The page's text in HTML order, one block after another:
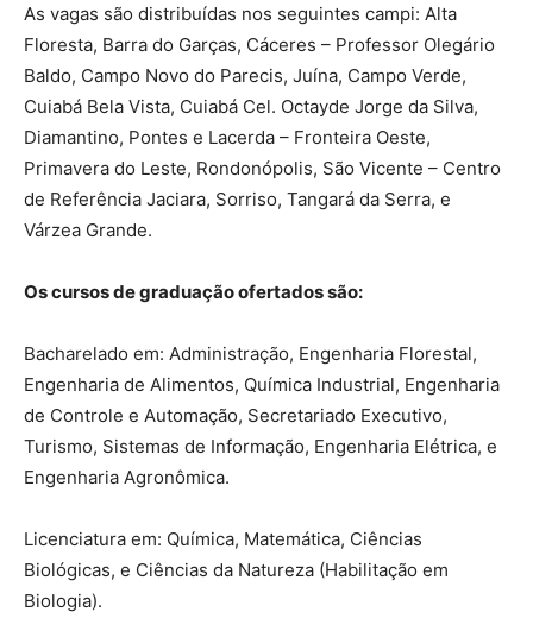
As vagas são distribuídas nos seguintes campi: Alta
Floresta, Barra do Garças, Cáceres – Professor Olegário
Baldo, Campo Novo do Parecis, Juína, Campo Verde,
Cuiabá Bela Vista, Cuiabá Cel. Octayde Jorge da Silva,
Diamantino, Pontes e Lacerda – Fronteira Oeste,
Primavera do Leste, Rondonópolis, São Vicente – Centro
de Referência Jaciara, Sorriso, Tangará da Serra, e
Várzea Grande.
Os cursos de graduação ofertados são:
Bacharelado em: Administração, Engenharia Florestal,
Engenharia de Alimentos, Química Industrial, Engenharia
de Controle e Automação, Secretariado Executivo,
Turismo, Sistemas de Informação, Engenharia Elétrica, e
Engenharia Agronômica.
Licenciatura em: Química, Matemática, Ciências
Biológicas, e Ciências da Natureza (Habilitação em
Biologia).